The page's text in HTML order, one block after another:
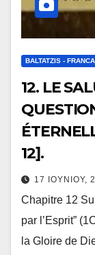
BALTATZIS -
12. LE
12].
17 ΙΟΥΝΊΟΥ,
Chapitre 12
par l’Esprit”
la Gloire de